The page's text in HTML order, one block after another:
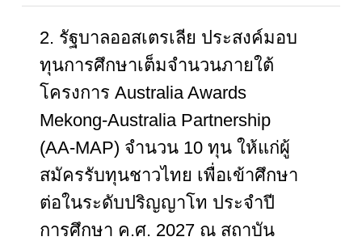
2. รัฐบาลออสเตรเลีย ประสงค์มอบ
ทุนการศึกษาเต็มจำนวนภายใต้
โครงการ Australia Awards
Mekong-Australia Partnership
(AA-MAP) จำนวน 10 ทุน ให้แก่ผู้
สมัครรับทุนชาวไทย เพื่อเข้าศึกษา
ต่อในระดับปริญญาโท ประจำปี
การศึกษา ค.ศ. 2027 ณ สถาบัน